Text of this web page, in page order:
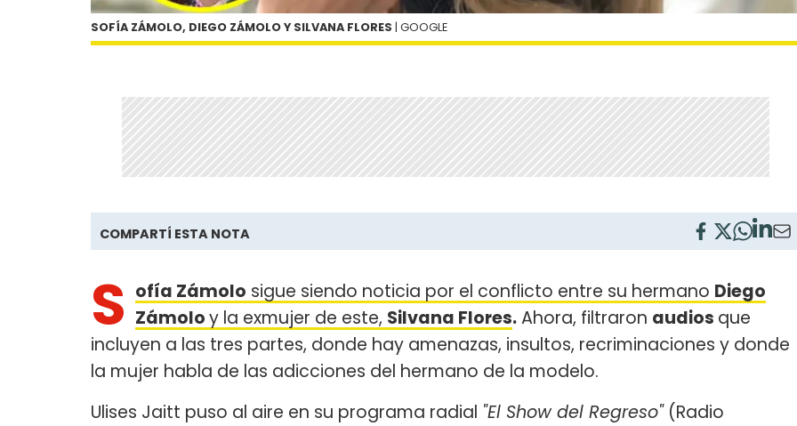
SOFÍA ZÁMOLO, DIEGO ZÁMOLO Y SILVANA FLORES | GOOGLE
COMPARTÍ ESTA NOTA
S ofía Zámolo sigue siendo noticia por el conflicto entre su hermano Diego
Zámoloy la exmujer de este, Silvana Flores.Ahora, filtraron audios que
incluyen a las tres partes, donde hay amenazas, insultos, recriminaciones y donde
la mujer habla de las adicciones del hermano de la modelo.
Ulises Jaitt puso al aire en su programa radial "El Show del Regreso"(Radio